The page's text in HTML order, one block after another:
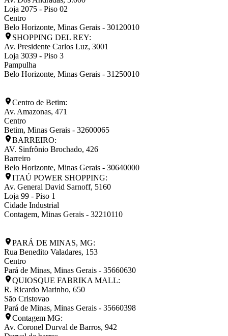
Loja 2075 - Piso 02
Centro
Belo Horizonte, Minas Gerais - 30120010
SHOPPING DEL REY:
Av. Presidente Carlos Luz, 3001
Loja 3039 - Piso 3
Pampulha
Belo Horizonte, Minas Gerais - 31250010
Centro de Betim:
Av. Amazonas, 471
Centro
Betim, Minas Gerais - 32600065
BARREIRO:
AV. Sinfrônio Brochado, 426
Barreiro
Belo Horizonte, Minas Gerais - 30640000
ITAÚ POWER SHOPPING:
Av. General David Sarnoff, 5160
Loja 99 - Piso 1
Cidade Industrial
Contagem, Minas Gerais - 32210110
PARÁ DE MINAS, MG:
Rua Benedito Valadares, 153
Centro
Pará de Minas, Minas Gerais - 35660630
QUIOSQUE FABRIKA MALL:
R. Ricardo Marinho, 650
São Cristovao
Pará de Minas, Minas Gerais - 35660398
Contagem MG:
Av. Coronel Durval de Barros, 942